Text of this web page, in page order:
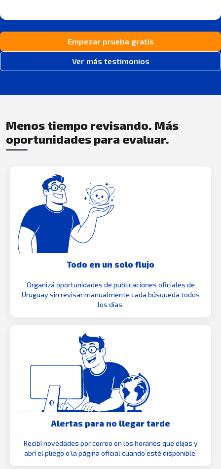
Empezar prueba gratis
Ver más testimonios
Menos tiempo revisando. Más
oportunidades para evaluar.
Todo en un solo flujo
Organizá oportunidades de publicaciones oficiales de
Uruguay sin revisar manualmente cada búsqueda todos
los días.
Alertas para no llegar tarde
Recibí novedades por correo en los horarios que elijas y
abrí el pliego o la página oficial cuando esté disponible.